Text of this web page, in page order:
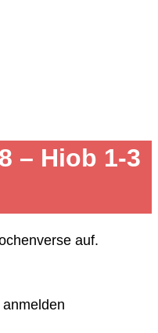
– Hiob 1-3
auf.